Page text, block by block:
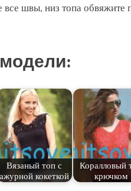
все швы, низ топа
Вязаный топ с
ажурной кокеткой
Коралловый
крючком